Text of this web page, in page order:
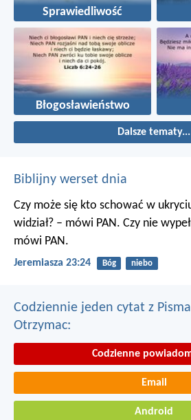
Sprawiedliwość
Błogosławieństwo
Dalsze tematy...
Biblijny werset dnia
Czy może się kto schować w
widział? – mówi PAN. Czy nie
mówi PAN.
Jeremiasza 23:24 Bóg niebo
Codziennie jeden cytat z
Otrzymac:
Codzienne
Email
Android